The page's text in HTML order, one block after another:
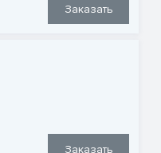
Заказать
Заказать